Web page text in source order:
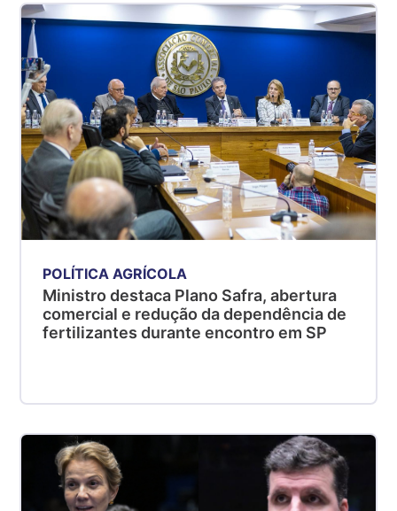
POLÍTICA AGRÍCOLA
Ministro destaca Plano Safra, abertura
comercial e redução da dependência de
fertilizantes durante encontro em SP